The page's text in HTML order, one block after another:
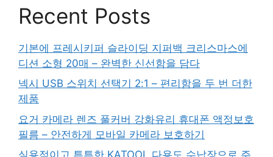
Recent Posts
기본에 프레시키퍼 슬라이딩 지퍼백 크리스마스에
디션 소형 20매 – 완벽한 신선함을 담다
넥시 USB 스위치 선택기 2:1 – 편리함을 두 번 더한
제품
요거 카메라 렌즈 풀커버 강화유리 휴대폰 액정보호
필름 – 안전하게 모바일 카메라 보호하기
실용적이고 튼튼한 KATOOL 다용도 수납장으로 주